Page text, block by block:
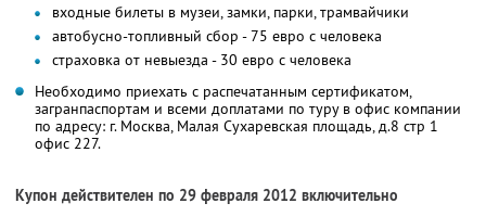
входные билеты в музеи, замки, парки, трамвайчики
автобусно-топливный сбор - 75 евро с человека
страховка от невыезда - 30 евро с человека
Необходимо приехать с распечатанным сертификатом,
загранпаспортам и всеми доплатами по туру в офис компании
по адресу: г. Москва, Малая Сухаревская площадь, д.8 стр 1
офис 227.
Купон действителен по 29 февраля 2012 включительно